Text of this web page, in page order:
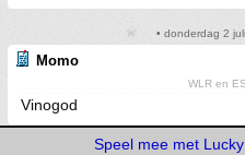
• donderdag 2
Momo
WLR en
Vinogod
Speel mee met